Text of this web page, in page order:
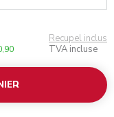
Recupel inclus
TVA incluse